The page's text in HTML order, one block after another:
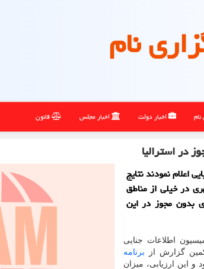
نام
اخبار دولت اخبار مجلس قانون
در استرالیا
اعلام نمودند نتایج
در خیلی از مناطق
بدون مجوز در این
اطلاعات جنایی
برنامه
این ارزیابی، میزان